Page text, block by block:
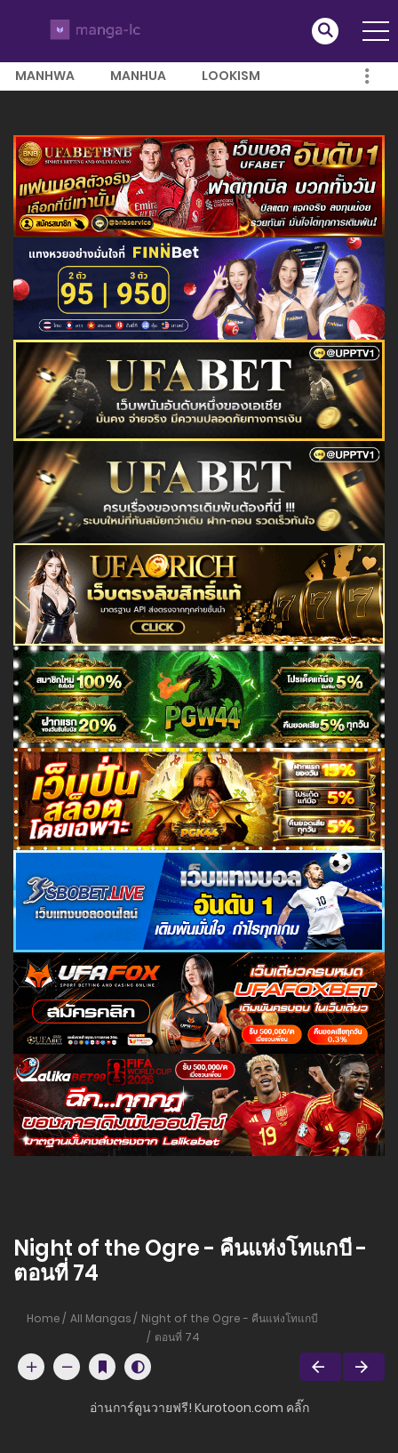
MANHWA MANHUA LOOKISM
Night of the Ogre - คืนแห่งโทแกบี -
ตอนที่ 74
Home All Mangas
Night of the Ogre - คืนแห่งโทแกบี
ตอนที่ 74
อ่านการ์ตูนวายฟรี! Kurotoon.com คลิ๊ก